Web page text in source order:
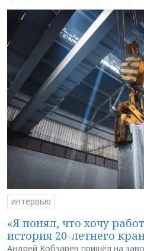
интервью
«Я понял, что хочу
история 20-летнего
Андрей Кобзарев пришёл на